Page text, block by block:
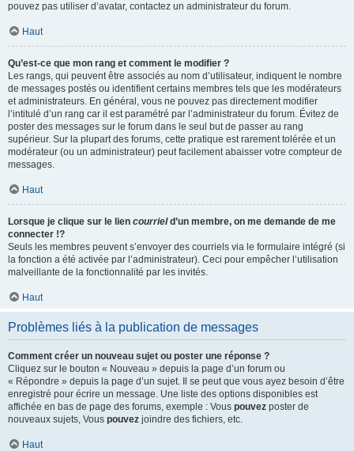
pouvez pas utiliser d’avatar, contactez un administrateur du forum.
Haut
Qu’est-ce que mon rang et comment le modifier ?
Les rangs, qui peuvent être associés au nom d’utilisateur, indiquent le nombre
de messages postés ou identifient certains membres tels que les modérateurs
et administrateurs. En général, vous ne pouvez pas directement modifier
l’intitulé d’un rang car il est paramétré par l’administrateur du forum. Évitez de
poster des messages sur le forum dans le seul but de passer au rang
supérieur. Sur la plupart des forums, cette pratique est rarement tolérée et un
modérateur (ou un administrateur) peut facilement abaisser votre compteur de
messages.
Haut
Lorsque je clique sur le lien courrield’un membre, on me demande de me
connecter !?
Seuls les membres peuvent s’envoyer des courriels via le formulaire intégré (si
la fonction a été activée par l’administrateur). Ceci pour empêcher l’utilisation
malveillante de la fonctionnalité par les invités.
Haut
Problèmes liés à la publication de messages
Comment créer un nouveau sujet ou poster une réponse ?
Cliquez sur le bouton « Nouveau » depuis la page d’un forum ou
« Répondre » depuis la page d’un sujet. Il se peut que vous ayez besoin d’être
enregistré pour écrire un message. Une liste des options disponibles est
affichée en bas de page des forums, exemple : Vous pouvez poster de
nouveaux sujets, Vous pouvez joindre des fichiers, etc.
Haut